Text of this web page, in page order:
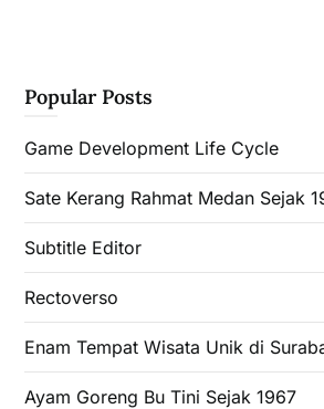
Popular Posts
Game Development Life Cycle
Sate Kerang Rahmat Medan Sejak
Subtitle Editor
Rectoverso
Enam Tempat Wisata Unik di
Ayam Goreng Bu Tini Sejak 1967